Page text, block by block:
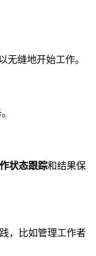
无缝地开始工作。
状态跟踪和结果保
，比如管理工作者